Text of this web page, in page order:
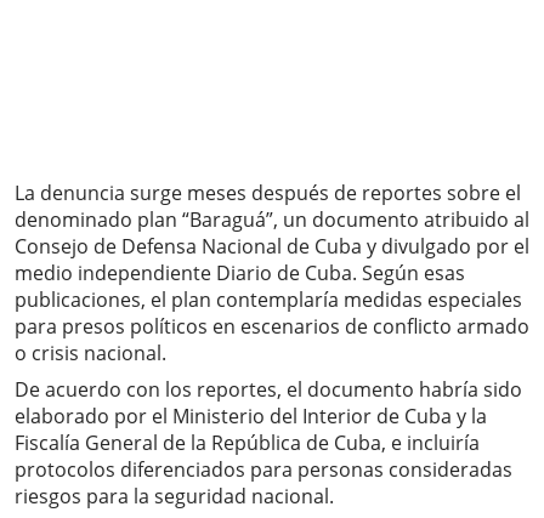
La denuncia surge meses después de reportes sobre el
denominado plan “Baraguá”, un documento atribuido al
Consejo de Defensa Nacional de Cuba y divulgado por el
medio independiente Diario de Cuba. Según esas
publicaciones, el plan contemplaría medidas especiales
para presos políticos en escenarios de conflicto armado
o crisis nacional.
De acuerdo con los reportes, el documento habría sido
elaborado por el Ministerio del Interior de Cuba y la
Fiscalía General de la República de Cuba, e incluiría
protocolos diferenciados para personas consideradas
riesgos para la seguridad nacional.